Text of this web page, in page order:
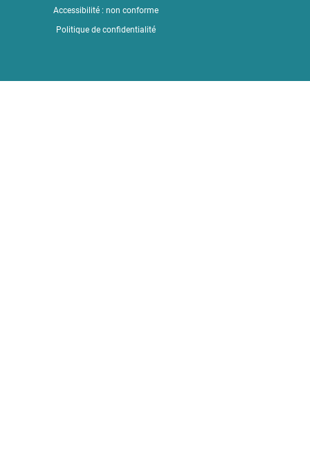
Accessibilité : non conforme
Politique de confidentialité